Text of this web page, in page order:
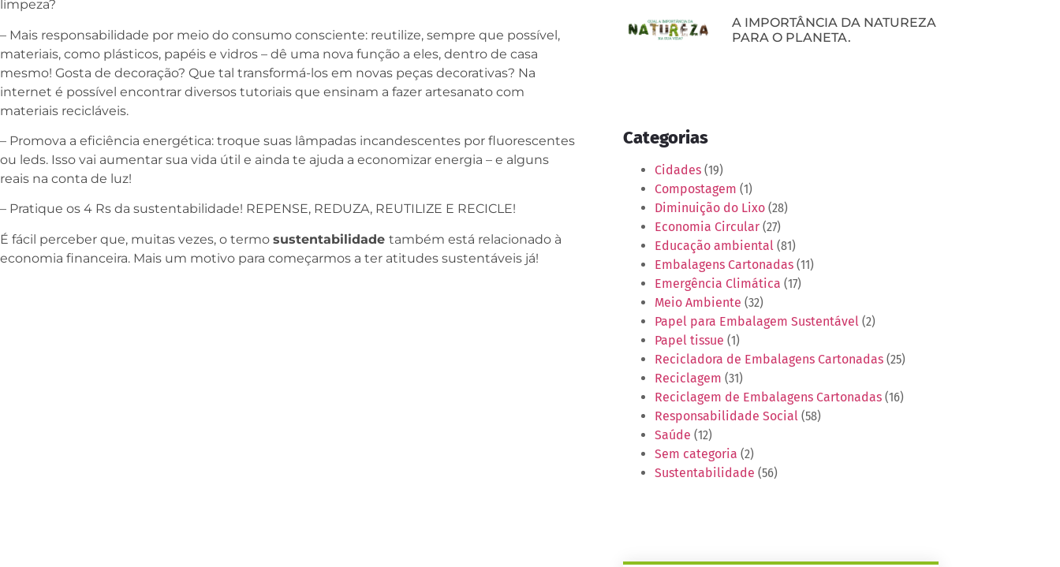
limpeza?
– Mais responsabilidade por meio do consumo consciente: reutilize, sempre que possível,
materiais, como plásticos, papéis e vidros – dê uma nova função a eles, dentro de casa
mesmo! Gosta de decoração? Que tal transformá-los em novas peças decorativas? Na
internet é possível encontrar diversos tutoriais que ensinam a fazer artesanato com
materiais recicláveis.
– Promova a eficiência energética: troque suas lâmpadas incandescentes por fluorescentes
ou leds. Isso vai aumentar sua vida útil e ainda te ajuda a economizar energia – e alguns
reais na conta de luz!
– Pratique os 4 Rs da sustentabilidade! REPENSE, REDUZA, REUTILIZE E RECICLE!
É fácil perceber que, muitas vezes, o termo sustentabilidade também está relacionado à
economia financeira. Mais um motivo para começarmos a ter atitudes sustentáveis já!
A IMPORTÂNCIA DA NATUREZA
PARA O PLANETA.
Categorias
Cidades (19)
Compostagem (1)
Diminuição do Lixo (28)
Economia Circular (27)
Educação ambiental (81)
Embalagens Cartonadas (11)
Emergência Climática (17)
Meio Ambiente (32)
Papel para Embalagem Sustentável (2)
Papel tissue (1)
Recicladora de Embalagens Cartonadas (25)
Reciclagem (31)
Reciclagem de Embalagens Cartonadas (16)
Responsabilidade Social (58)
Saúde (12)
Sem categoria (2)
Sustentabilidade (56)